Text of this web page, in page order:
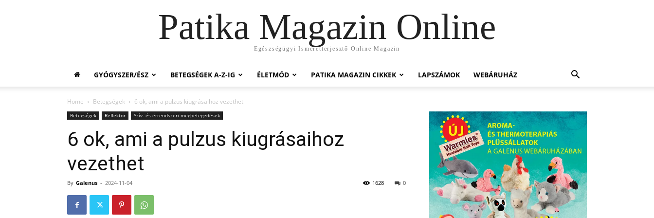
Patika Magazin Online
Egészségügyi Ismeretterjesztő Online Magazin
GYÓGYSZER/ÉSZ BETEGSÉGEK A-Z-IG ÉLETMÓD PATIKA MAGAZIN CIKKEK LAPSZÁMOK WEBÁRUHÁZ
Home Betegségek 6 ok, ami a pulzus kiugrásaihoz vezethet
Betegségek Reflektor Szív- és érrendszeri megbetegedések
6 ok, ami a pulzus kiugrásaihoz
vezethet
By Galenus - 2024-11-04 0
1628